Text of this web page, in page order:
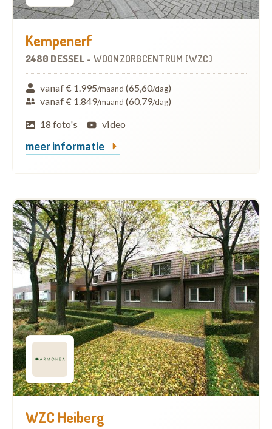
Kempenerf
2480 DESSEL - WOONZORGCENTRUM (WZC)
vanaf € 1.995/maand (65,60/dag)
vanaf € 1.849/maand (60,79/dag)
18 foto's
video
meer informatie
WZC Heiberg